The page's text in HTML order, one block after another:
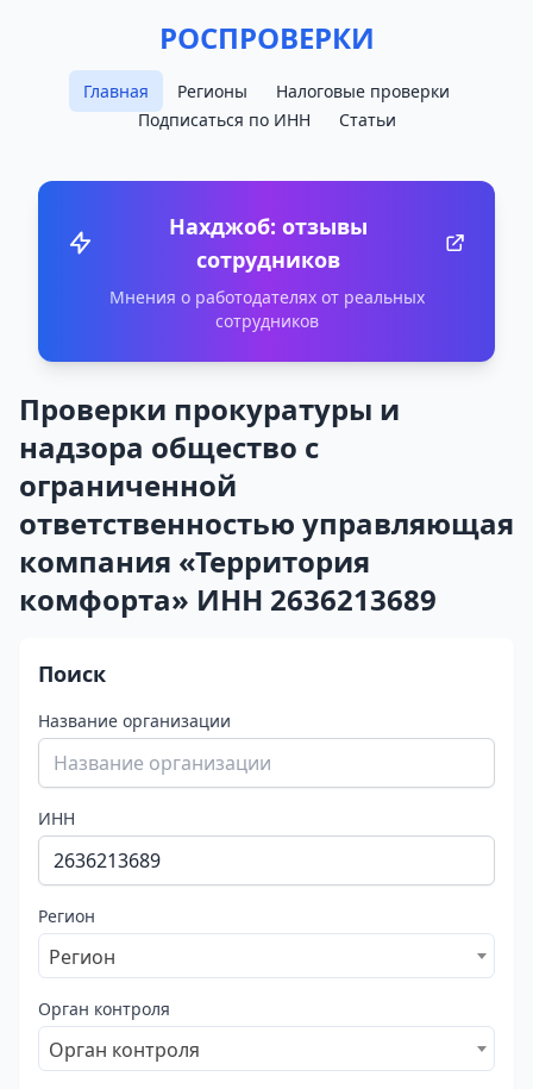
РОСПРОВЕРКИ
Главная Регионы
Налоговые проверки
Подписаться по ИНН
Статьи
Нахджоб: отзывы
сотрудников
Мнения о работодателях от реальных
сотрудников
Проверки прокуратуры и
надзора общество с
ограниченной
ответственностью управляющая
компания «Территория
комфорта» ИНН 2636213689
Поиск
Название организации
ИНН
Регион
Регион
Орган контроля
Орган контроля